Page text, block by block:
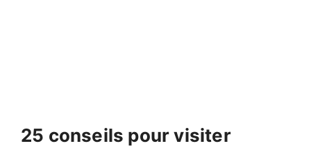
25 conseils pour visiter